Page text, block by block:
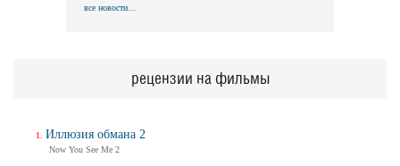
все новости...
рецензии на фильмы
Иллюзия обмана 2
Now You See Me 2